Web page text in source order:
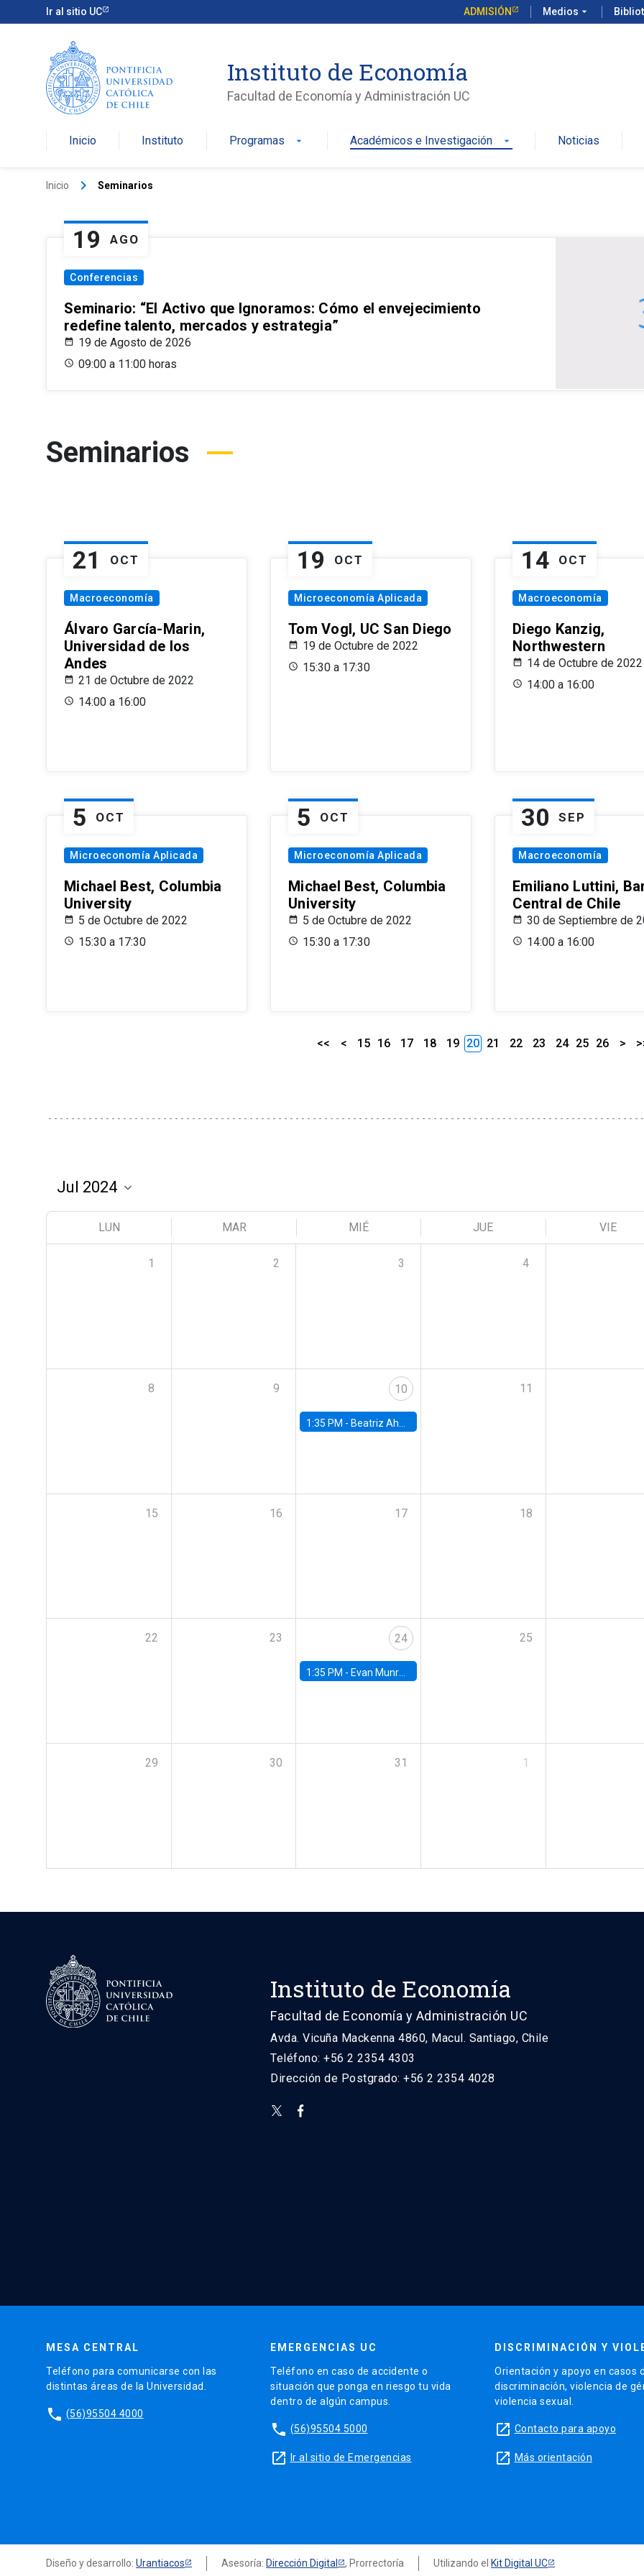
Ir al sitio UC ADMISIÓN Medios arrow_drop_down
Instituto de Economía
Facultad de Economía y Administración UC
Inicio Instituto Programas arrow_drop_down Académicos e Investigación arrow_drop_down Noticias
Inicio keyboard_arrow_right Seminarios
19 AGO
Conferencias
Seminario: “El Activo que Ignoramos: Cómo el envejecimiento
redefine talento, mercados y estrategia”
19 de Agosto de 2026
09:00 a 11:00 horas
Seminarios
21 OCT
Macroeconomía
Álvaro García-Marin,
Universidad de los
Andes
21 de Octubre de 2022
14:00 a 16:00
19 OCT
Microeconomía Aplicada
Tom Vogl, UC San Diego
19 de Octubre de 2022
15:30 a 17:30
14 OCT
Macroeconomía
Diego Kanzig,
Northwestern
14 de Octubre de 2022
14:00 a 16:00
5 OCT
Microeconomía Aplicada
Michael Best, Columbia
University
5 de Octubre de 2022
15:30 a 17:30
5 OCT
Microeconomía Aplicada
Michael Best, Columbia
University
5 de Octubre de 2022
15:30 a 17:30
30 SEP
Macroeconomía
Emiliano Luttini,
Central de Chile
30 de Septiembre de
14:00 a 16:00
<< < 15 16 17 18 19 20 21 22 23 24 25 26 >
LUN MAR MIÉ JUE VIE
1 2 3 4
8 9 10
1:35 PM - Beatriz Ahumada, PhD candidate, Universidad de Pittsburgh
11
15 16 17 18
22 23 24
1:35 PM - Evan Munro, Neyman Visiting Assistant Professor in the Department of Statistics at UC Berkeley
25
29 30 31 1
Instituto de Economía
Facultad de Economía y Administración UC
Avda. Vicuña Mackenna 4860, Macul. Santiago, Chile
Teléfono: +56 2 2354 4303
Dirección de Postgrado: +56 2 2354 4028
MESA CENTRAL
Teléfono para comunicarse con las
distintas áreas de la Universidad.
phone (56)95504 4000
EMERGENCIAS UC
Teléfono en caso de accidente o
situación que ponga en riesgo tu vida
dentro de algún campus.
phone (56)95504 5000
launch Ir al sitio de Emergencias
DISCRIMINACIÓN Y
Orientación y apoyo en casos
discriminación, violencia de
violencia sexual.
launch Contacto para apoyo
launch Más orientación
Diseño y desarrollo: Urantiacos Asesoría: Dirección Digital , Prorrectoría Utilizando el Kit Digital UC